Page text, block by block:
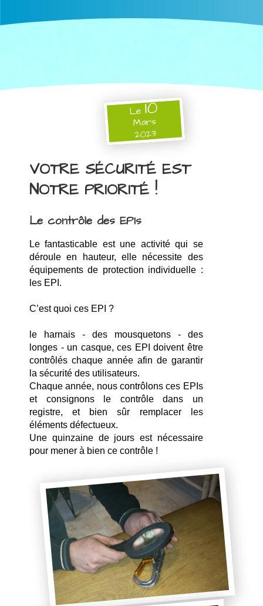
Le10
Mars
2023
VOTRE SÉCURITÉ EST
NOTRE PRIORITÉ !
Le contrôle des EPIs
Le fantasticable est une activité qui se
déroule en hauteur, elle nécessite des
équipements de protection individuelle :
les EPI.
C’est quoi ces EPI ?
le harnais - des mousquetons - des
longes - un casque, ces EPI doivent être
contrôlés chaque année afin de garantir
la sécurité des utilisateurs.
Chaque année, nous contrôlons ces EPIs
et consignons le contrôle dans un
registre, et bien sûr remplacer les
éléments défectueux.
Une quinzaine de jours est nécessaire
pour mener à bien ce contrôle !